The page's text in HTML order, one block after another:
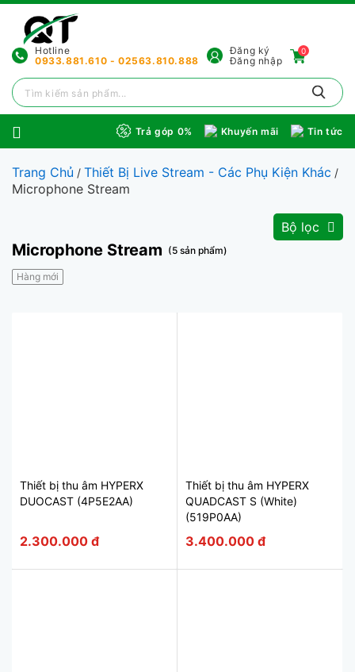
Hotline
0933.881.610 - 02563.810.888
Đăng ký
Đăng nhập
0
Trả góp 0% Khuyến mãi Tin tức
Trang Chủ / Thiết Bị Live Stream - Các Phụ Kiện Khác /
Microphone Stream
Bộ lọc
Microphone Stream (5 sản phẩm)
Hàng mới
Thiết bị thu âm HYPERX
DUOCAST (4P5E2AA)
2.300.000 đ
Thiết bị thu âm HYPERX
QUADCAST S (White)
(519P0AA)
3.400.000 đ